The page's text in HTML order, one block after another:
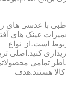
طبی با عدسی های
عینک های
است،از انواع
کنید.اصلی
تمامی
هستند.هدف